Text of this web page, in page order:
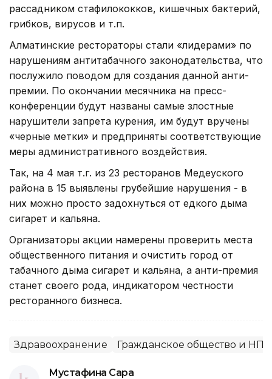
рассадником стафилококков, кишечных бактерий,
грибков, вирусов и т.п.
Алматинские рестораторы стали «лидерами» по
нарушениям антитабачного законодательства, что
послужило поводом для создания данной анти-
премии. По окончании месячника на пресс-
конференции будут названы самые злостные
нарушители запрета курения, им будут вручены
«черные метки» и предприняты соответствующие
меры административного воздействия.
Так, на 4 мая т.г. из 23 ресторанов Медеуского
района в 15 выявлены грубейшие нарушения - в
них можно просто задохнуться от едкого дыма
сигарет и кальяна.
Организаторы акции намерены проверить места
общественного питания и очистить город от
табачного дыма сигарет и кальяна, а анти-премия
станет своего рода, индикатором честности
ресторанного бизнеса.
Здравоохранение Гражданское общество и НПО
Мустафина Сара